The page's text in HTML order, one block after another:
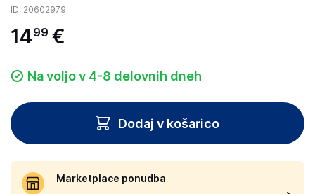
ID: 20602979
1499 €
Na voljo v 4-8 delovnih dneh
Dodaj v košarico
Marketplace ponudba